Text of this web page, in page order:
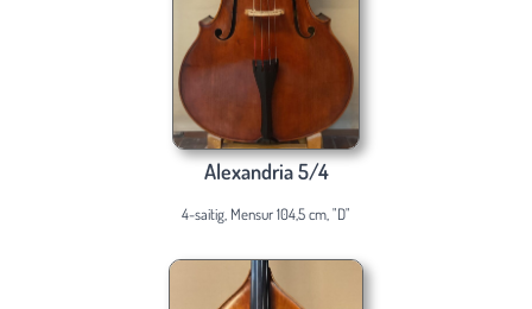
Alexandria 5/4
4-saitig, Mensur 104,5 cm, "D"